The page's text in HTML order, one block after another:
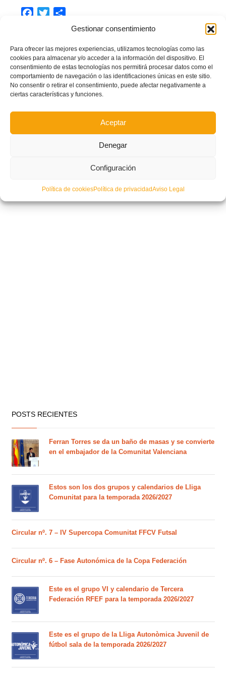
Gestionar consentimiento
Para ofrecer las mejores experiencias, utilizamos tecnologías como las
cookies para almacenar y/o acceder a la información del dispositivo. El
consentimiento de estas tecnologías nos permitirá procesar datos como el
comportamiento de navegación o las identificaciones únicas en este sitio.
No consentir o retirar el consentimiento, puede afectar negativamente a
ciertas características y funciones.
Aceptar
Denegar
Configuración
Política de cookiesPolítica de privacidadAviso Legal
Facebook
Twitter
ALICANTE COPA FEMENINA FÚTBOL FEMENINO
VALENTA
LEER MÁS
PUBLICADO EN NOTICIAS FFCV NO COMMENTS
POSTS RECIENTES
Ferran Torres se da un baño de masas y se convierte
en el embajador de la Comunitat Valenciana
Estos son los dos grupos y calendarios de Lliga
Comunitat para la temporada 2026/2027
Circular nº. 7 – IV Supercopa Comunitat FFCV Futsal
Circular nº. 6 – Fase Autonómica de la Copa Federación
Este es el grupo VI y calendario de Tercera
Federación RFEF para la temporada 2026/2027
Este es el grupo de la Lliga Autonòmica Juvenil de
fútbol sala de la temporada 2026/2027